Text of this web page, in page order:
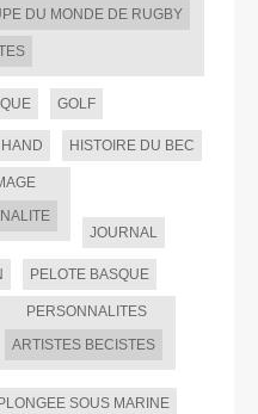
DU MONDE DE RUGBY
GOLF
HAND HISTOIRE DU BEC
JOURNAL
PELOTE BASQUE
PERSONNALITES
ARTISTES BECISTES
PLONGEE SOUS MARINE